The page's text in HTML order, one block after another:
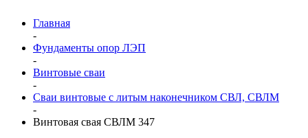
Главная
-
Фундаменты опор ЛЭП
-
Винтовые сваи
-
Сваи винтовые с литым наконечником СВЛ, СВЛМ
-
Винтовая свая СВЛМ 347